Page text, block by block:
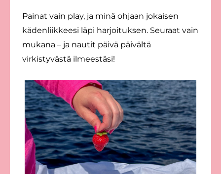
Painat vain play, ja minä ohjaan jokaisen
kädenliikkeesi läpi harjoituksen. Seuraat vain
mukana – ja nautit päivä päivältä
virkistyvästä ilmeestäsi!